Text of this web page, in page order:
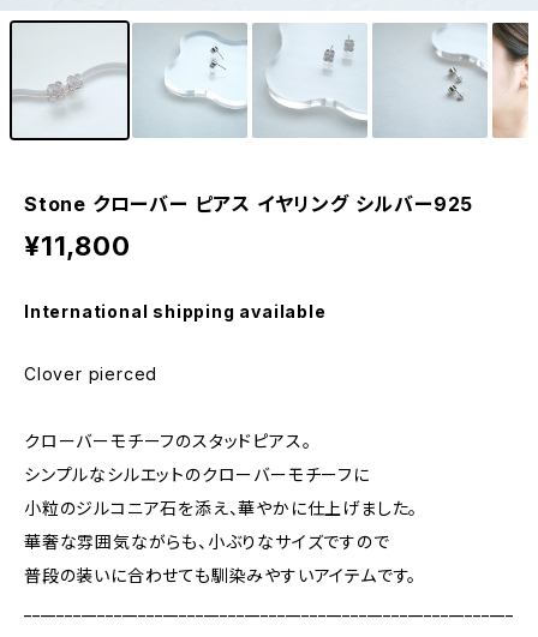
Stone クローバー ピアス イヤリング シルバー925
¥11,800
International shipping available
Clover pierced
クローバーモチーフのスタッドピアス。
シンプルなシルエットのクローバーモチーフに
小粒のジルコニア石を添え、華やかに仕上げました。
華奢な雰囲気ながらも、小ぶりなサイズですので
普段の装いに合わせても馴染みやすいアイテムです。